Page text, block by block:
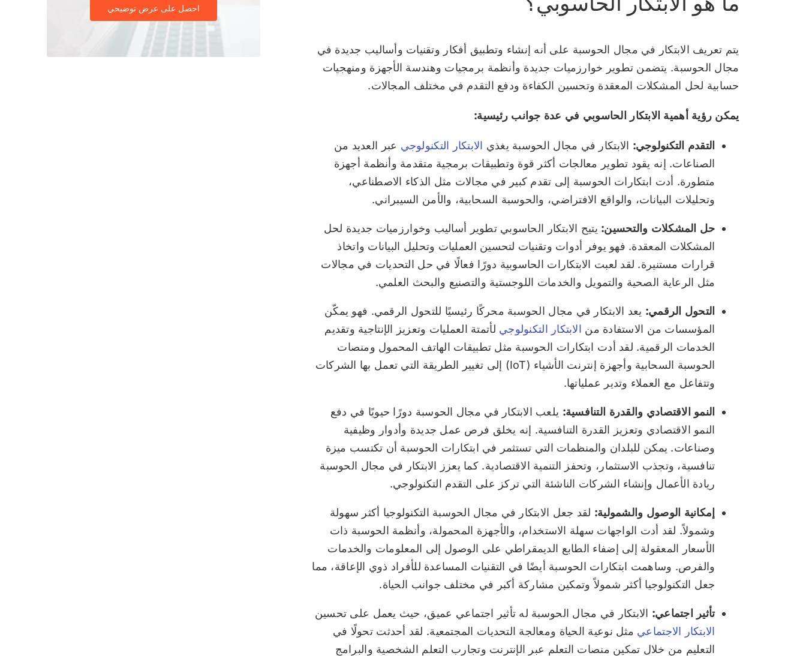
يتم تعريف الابتكار في مجال الحوسبة على أنه إنشاء وتطبيق أفكار وتقنيات وأساليب جديدة في
مجال الحوسبة. يتضمن تطوير خوارزميات جديدة وأنظمة برمجيات وهندسة الأجهزة ومنهجيات
حسابية لحل المشكلات المعقدة وتحسين الكفاءة ودفع التقدم في مختلف المجالات.
يمكن رؤية أهمية الابتكار الحاسوبي في عدة جوانب رئيسية:
التقدم التكنولوجي: الابتكار في مجال الحوسبة يغذي الابتكار التكنولوجي عبر العديد من
الصناعات. إنه يقود تطوير معالجات أكثر قوة وتطبيقات برمجية متقدمة وأنظمة أجهزة
متطورة. أدت ابتكارات الحوسبة إلى تقدم كبير في مجالات مثل الذكاء الاصطناعي،
وتحليلات البيانات، والواقع الافتراضي، والحوسبة السحابية، والأمن السيبراني.
حل المشكلات والتحسين: يتيح الابتكار الحاسوبي تطوير أساليب وخوارزميات جديدة لحل
المشكلات المعقدة. فهو يوفر أدوات وتقنيات لتحسين العمليات وتحليل البيانات واتخاذ
قرارات مستنيرة. لقد لعبت الابتكارات الحاسوبية دورًا فعالًا في حل التحديات في مجالات
مثل الرعاية الصحية والتمويل والخدمات اللوجستية والتصنيع والبحث العلمي.
التحول الرقمي: يعد الابتكار في مجال الحوسبة محركًا رئيسيًا للتحول الرقمي. فهو يمكّن
المؤسسات من الاستفادة من الابتكار التكنولوجي لأتمتة العمليات وتعزيز الإنتاجية وتقديم
الخدمات الرقمية. لقد أدت ابتكارات الحوسبة مثل تطبيقات الهاتف المحمول ومنصات
الحوسبة السحابية وأجهزة إنترنت الأشياء (IoT) إلى تغيير الطريقة التي تعمل بها الشركات
وتتفاعل مع العملاء وتدير عملياتها.
النمو الاقتصادي والقدرة التنافسية: يلعب الابتكار في مجال الحوسبة دورًا حيويًا في دفع
النمو الاقتصادي وتعزيز القدرة التنافسية. إنه يخلق فرص عمل جديدة وأدوار وظيفية
وصناعات. يمكن للبلدان والمنظمات التي تستثمر في ابتكارات الحوسبة أن تكتسب ميزة
تنافسية، وتجذب الاستثمار، وتحفز التنمية الاقتصادية. كما يعزز الابتكار في مجال الحوسبة
ريادة الأعمال وإنشاء الشركات الناشئة التي تركز على التقدم التكنولوجي.
إمكانية الوصول والشمولية: لقد جعل الابتكار في مجال الحوسبة التكنولوجيا أكثر سهولة
وشمولاً. لقد أدت الواجهات سهلة الاستخدام، والأجهزة المحمولة، وأنظمة الحوسبة ذات
الأسعار المعقولة إلى إضفاء الطابع الديمقراطي على الوصول إلى المعلومات والخدمات
والفرص. وساهمت ابتكارات الحوسبة أيضًا في التقنيات المساعدة للأفراد ذوي الإعاقة، مما
جعل التكنولوجيا أكثر شمولاً وتمكين مشاركة أكبر في مختلف جوانب الحياة.
تأثير اجتماعي: الابتكار في مجال الحوسبة له تأثير اجتماعي عميق، حيث يعمل على تحسين
الابتكار الاجتماعي مثل نوعية الحياة ومعالجة التحديات المجتمعية. لقد أحدثت تحولًا في
التعليم من خلال تمكين منصات التعلم عبر الإنترنت وتجارب التعلم الشخصية والبرامج
احصل على عرض توضيحي